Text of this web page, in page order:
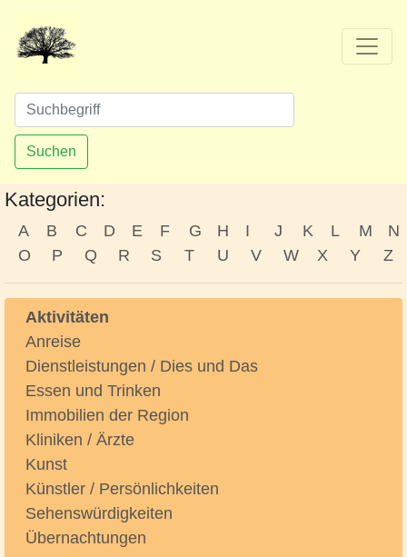
Suchen
Kategorien:
A B C D E F G H I J K L M
N
O
P Q R S T U V W X Y Z
Aktivitäten
Anreise
Dienstleistungen / Dies und Das
Essen und Trinken
Immobilien der Region
Kliniken / Ärzte
Kunst
Künstler / Persönlichkeiten
Sehenswürdigkeiten
Übernachtungen